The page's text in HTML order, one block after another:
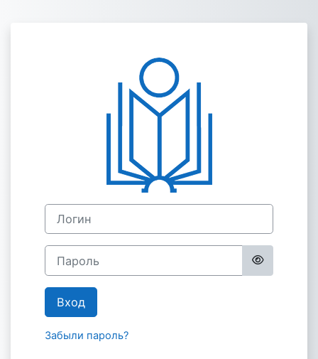
Зайти на
Логин
Пароль
Вход
Забыли пароль?